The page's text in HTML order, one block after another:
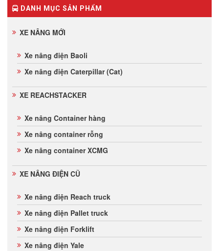
DANH MỤC SẢN PHẨM
XE NÂNG MỚI
Xe nâng điện Baoli
Xe nâng điện Caterpillar (Cat)
XE REACHSTACKER
Xe nâng Container hàng
Xe nâng container rỗng
Xe nâng container XCMG
XE NÂNG ĐIỆN CŨ
Xe nâng điện Reach truck
Xe nâng điện Pallet truck
Xe nâng điện Forklift
Xe nâng điện Yale